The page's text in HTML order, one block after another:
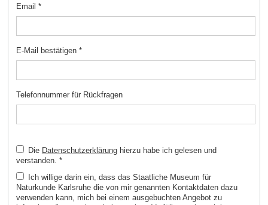
Email *
E-Mail bestätigen *
Telefonnummer für Rückfragen
Die Datenschutzerklärunghierzu habe ich gelesen und
verstanden. *
Ich willige darin ein, dass das Staatliche Museum für
Naturkunde Karlsruhe die von mir genannten Kontaktdaten dazu
verwenden kann, mich bei einem ausgebuchten Angebot zu